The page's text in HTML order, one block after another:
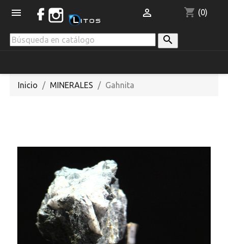
 shopping_cart (0)


Inicio MINERALES Gahnita